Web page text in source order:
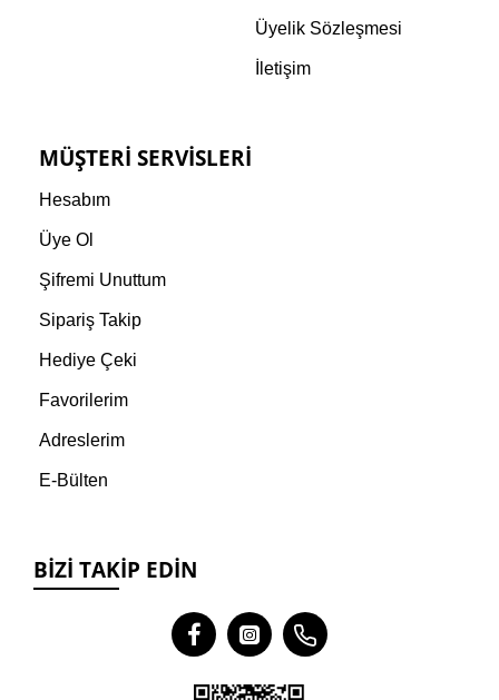
Üyelik Sözleşmesi
İletişim
MÜŞTERI SERVISLERI
Hesabım
Üye Ol
Şifremi Unuttum
Sipariş Takip
Hediye Çeki
Favorilerim
Adreslerim
E-Bülten
BIZI TAKIP EDIN